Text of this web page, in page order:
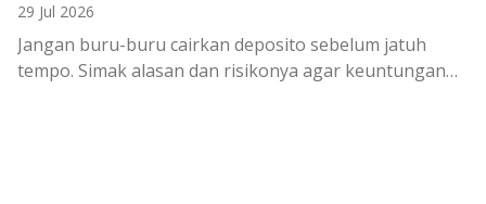
29 Jul 2026
Jangan buru-buru cairkan deposito sebelum jatuh
tempo. Simak alasan dan risikonya agar keuntungan